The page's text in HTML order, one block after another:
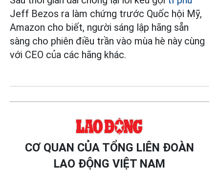
Jeff Bezos ra làm chứng trước Quốc hội Mỹ,
Amazon cho biết, người sáng lập hãng sẵn
sàng cho phiên điều trần vào mùa hè này cùng
với CEO của các hãng khác.
CƠ QUAN CỦA TỔNG LIÊN ĐOÀN
LAO ĐỘNG VIỆT NAM